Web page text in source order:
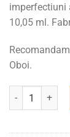
imperfectiuni
10,05 ml.
Oboi.
Cantitate